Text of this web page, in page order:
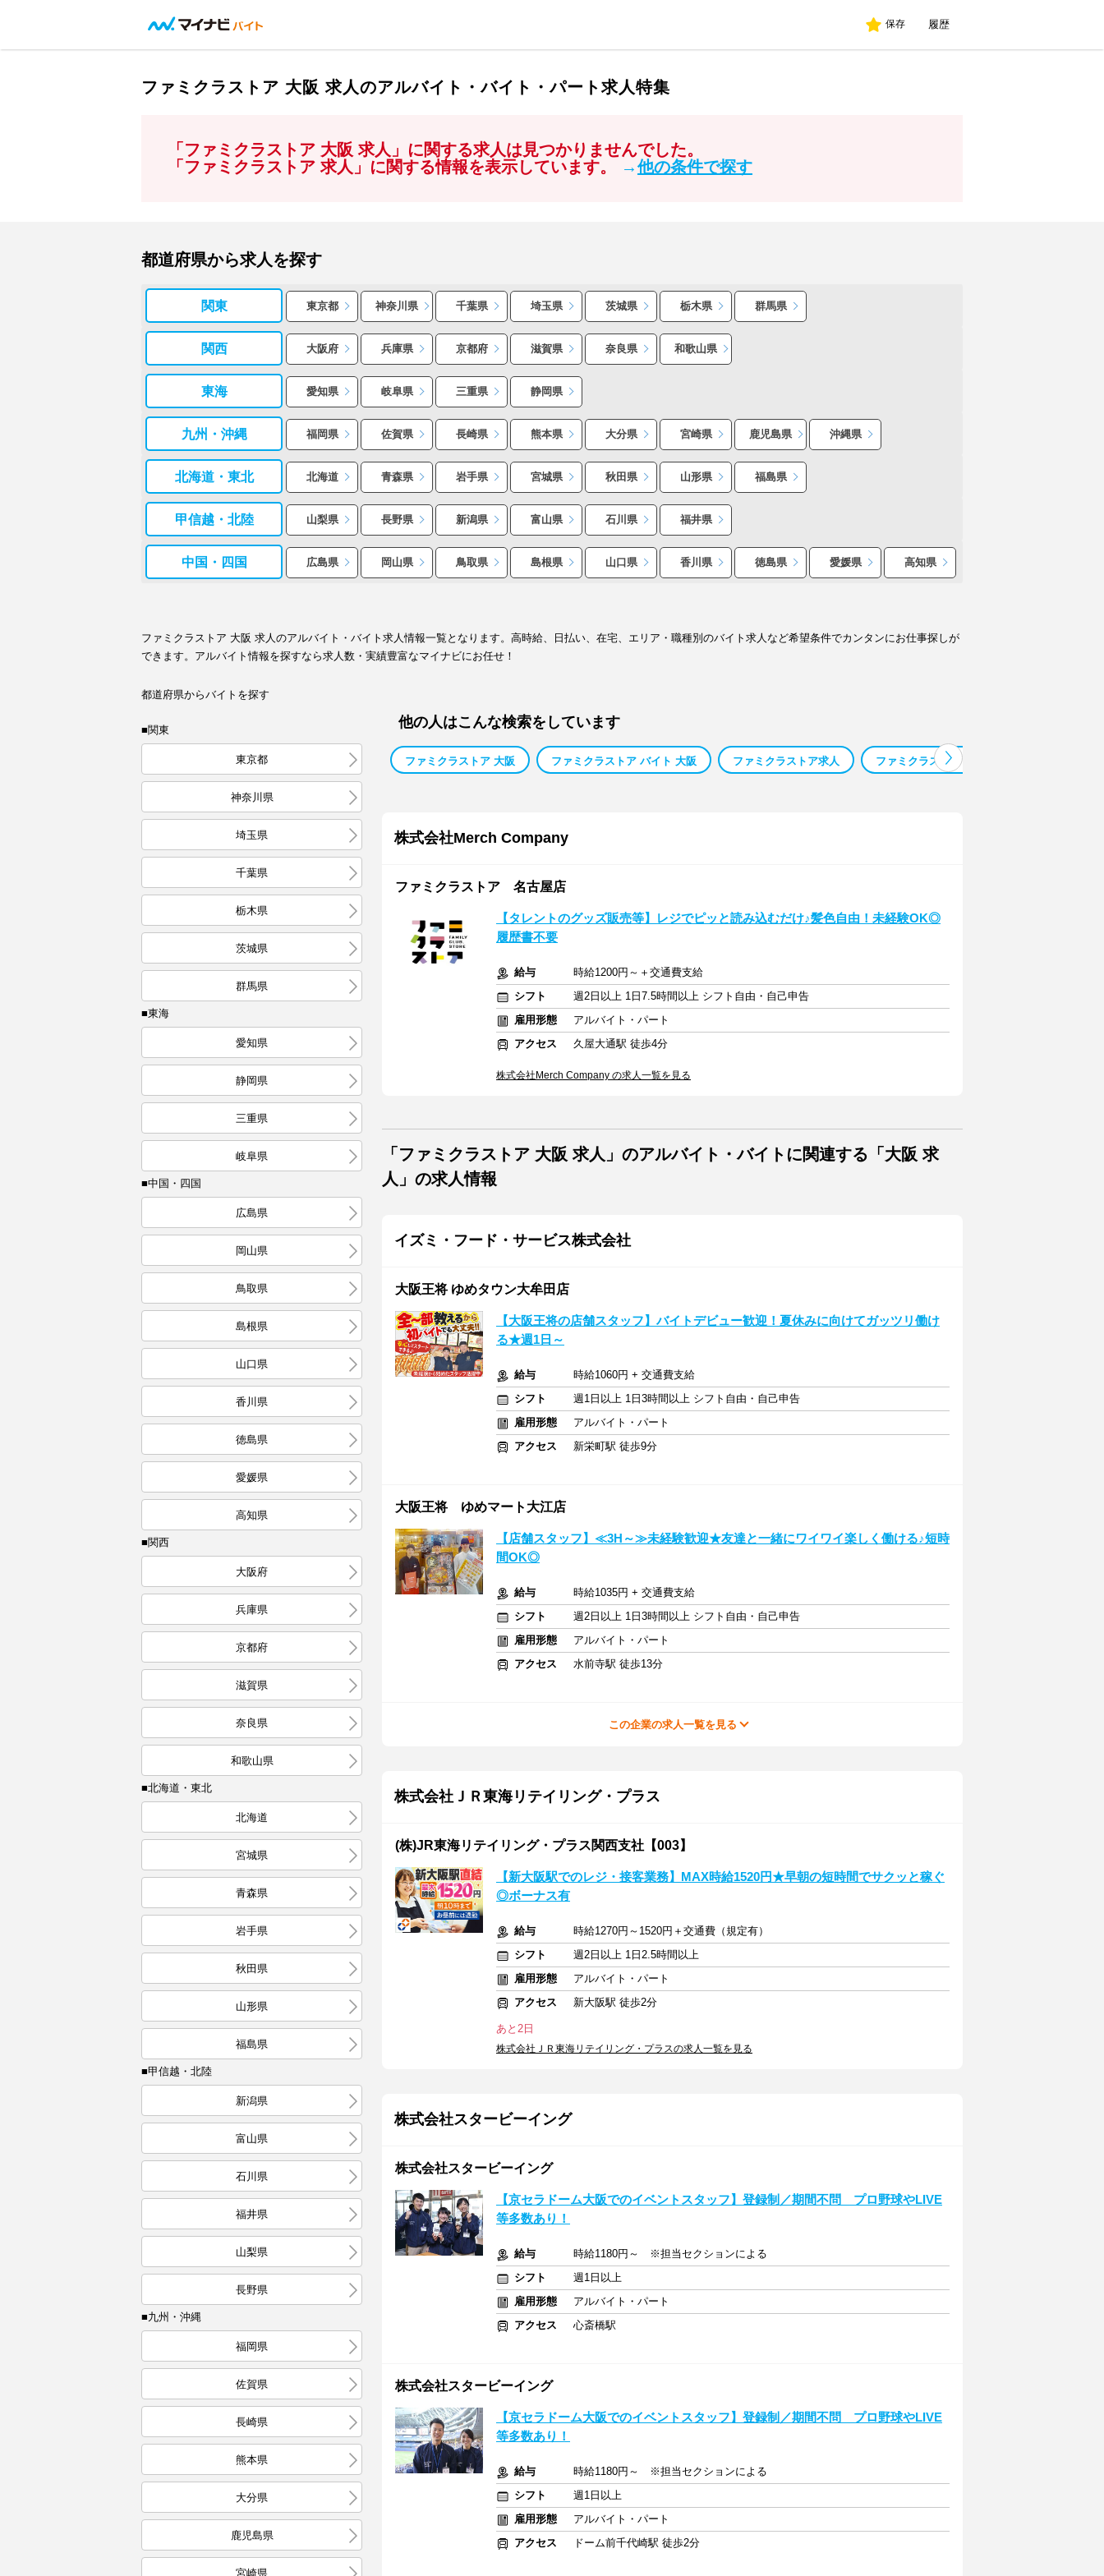
保存 履歴
ファミクラストア 大阪 求人のアルバイト・バイト・パート求人特集
「ファミクラストア 大阪 求人」に関する求人は見つかりませんでした。
「ファミクラストア 求人」に関する情報を表示しています。
→他の条件で探す
都道府県から求人を探す
関東 東京都 神奈川県 千葉県 埼玉県 茨城県 栃木県 群馬県
関西 大阪府 兵庫県 京都府 滋賀県 奈良県 和歌山県
東海 愛知県 岐阜県 三重県 静岡県
九州・沖縄 福岡県 佐賀県 長崎県 熊本県 大分県 宮崎県 鹿児島県 沖縄県
北海道・東北 北海道 青森県 岩手県 宮城県 秋田県 山形県 福島県
甲信越・北陸 山梨県 長野県 新潟県 富山県 石川県 福井県
中国・四国 広島県 岡山県 鳥取県 島根県 山口県 香川県 徳島県 愛媛県 高知県
ファミクラストア 大阪 求人のアルバイト・バイト求人情報一覧となります。高時給、日払い、在宅、エリア・職種別のバイト求人など希望条件でカンタンにお仕事探しが
できます。アルバイト情報を探すなら求人数・実績豊富なマイナビにお任せ！
都道府県からバイトを探す
■関東
東京都
神奈川県
埼玉県
千葉県
栃木県
茨城県
群馬県
■東海
愛知県
静岡県
三重県
岐阜県
■中国・四国
広島県
岡山県
鳥取県
島根県
山口県
香川県
徳島県
愛媛県
高知県
■関西
大阪府
兵庫県
京都府
滋賀県
奈良県
和歌山県
■北海道・東北
北海道
宮城県
青森県
岩手県
秋田県
山形県
福島県
■甲信越・北陸
新潟県
富山県
石川県
福井県
山梨県
長野県
■九州・沖縄
福岡県
佐賀県
長崎県
熊本県
大分県
鹿児島県
宮崎県
他の人はこんな検索をしています
ファミクラストア 大阪 ファミクラストア バイト 大阪 ファミクラストア求人 ファミクラストア 求人
株式会社Merch Company
ファミクラストア 名古屋店
【タレントのグッズ販売等】レジでピッと読み込むだけ♪髪色自由！未経験OK◎
履歴書不要
給与
時給1200円～＋交通費支給
シフト
週2日以上 1日7.5時間以上 シフト自由・自己申告
雇用形態
アルバイト・パート
アクセス
久屋大通駅 徒歩4分
株式会社Merch Company の求人一覧を見る
「ファミクラストア 大阪 求人」のアルバイト・バイトに関連する「大阪 求
人」の求人情報
イズミ・フード・サービス株式会社
大阪王将 ゆめタウン大牟田店
【大阪王将の店舗スタッフ】バイトデビュー歓迎！夏休みに向けてガッツリ働け
る★週1日～
給与
時給1060円 + 交通費支給
シフト
週1日以上 1日3時間以上 シフト自由・自己申告
雇用形態
アルバイト・パート
アクセス
新栄町駅 徒歩9分
大阪王将 ゆめマート大江店
【店舗スタッフ】≪3H～≫未経験歓迎★友達と一緒にワイワイ楽しく働ける♪短時
間OK◎
給与
時給1035円 + 交通費支給
シフト
週2日以上 1日3時間以上 シフト自由・自己申告
雇用形態
アルバイト・パート
アクセス
水前寺駅 徒歩13分
この企業の求人一覧を見る
株式会社ＪＲ東海リテイリング・プラス
(株)JR東海リテイリング・プラス関西支社【003】
【新大阪駅でのレジ・接客業務】MAX時給1520円★早朝の短時間でサクッと稼ぐ
◎ボーナス有
給与
時給1270円～1520円＋交通費（規定有）
シフト
週2日以上 1日2.5時間以上
雇用形態
アルバイト・パート
アクセス
新大阪駅 徒歩2分
あと2日
株式会社ＪＲ東海リテイリング・プラスの求人一覧を見る
株式会社スタービーイング
株式会社スタービーイング
【京セラドーム大阪でのイベントスタッフ】登録制／期間不問 プロ野球やLIVE
等多数あり！
給与
時給1180円～ ※担当セクションによる
シフト
週1日以上
雇用形態
アルバイト・パート
アクセス
心斎橋駅
株式会社スタービーイング
【京セラドーム大阪でのイベントスタッフ】登録制／期間不問 プロ野球やLIVE
等多数あり！
給与
時給1180円～ ※担当セクションによる
シフト
週1日以上
雇用形態
アルバイト・パート
アクセス
ドーム前千代崎駅 徒歩2分